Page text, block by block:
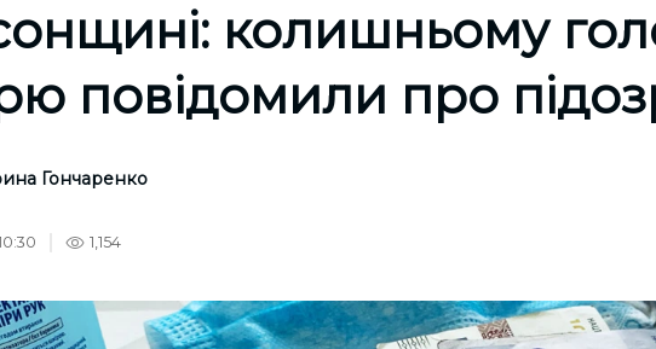
колишньому
повідомили про
Гончаренко
1,154